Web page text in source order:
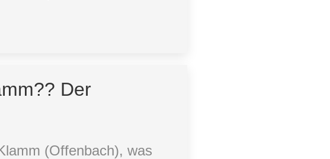
Der
(Offenbach), was